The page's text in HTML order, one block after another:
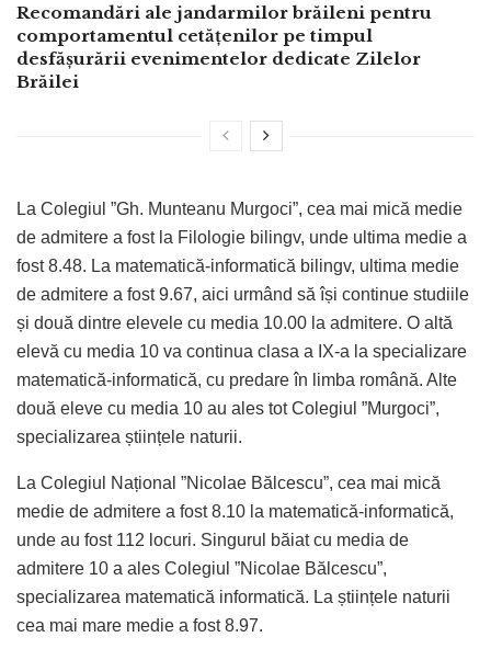
Recomandări ale jandarmilor brăileni pentru
comportamentul cetățenilor pe timpul
desfășurării evenimentelor dedicate Zilelor
Brăilei
La Colegiul ”Gh. Munteanu Murgoci”, cea mai mică medie
de admitere a fost la Filologie bilingv, unde ultima medie a
fost 8.48. La matematică-informatică bilingv, ultima medie
de admitere a fost 9.67, aici urmând să își continue studiile
și două dintre elevele cu media 10.00 la admitere. O altă
elevă cu media 10 va continua clasa a IX-a la specializare
matematică-informatică, cu predare în limba română. Alte
două eleve cu media 10 au ales tot Colegiul ”Murgoci”,
specializarea științele naturii.
La Colegiul Național ”Nicolae Bălcescu”, cea mai mică
medie de admitere a fost 8.10 la matematică-informatică,
unde au fost 112 locuri. Singurul băiat cu media de
admitere 10 a ales Colegiul ”Nicolae Bălcescu”,
specializarea matematică informatică. La științele naturii
cea mai mare medie a fost 8.97.